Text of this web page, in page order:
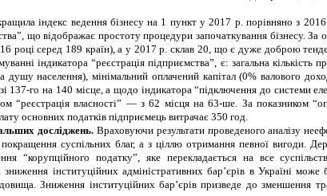
індекс ведення бізнесу на 1 пункт у 2017 р. порівняно з
що відображає простоту процедури започаткування бізнесу.
році серед 189 країн), а у 2017 р. склав 20, що є дуже доброю
індикатора “реєстрація підприємства”, є: загальна кількість
душу населення), мінімальний оплачений капітал (0% валового
137-го на 140 місце, а щодо індикатора “підключення до системи
“реєстрація власності” — з 62 місця на 63-ше. За показником
основних податків підприємець витрачає 350 год.
досліджень. Враховуючи результати проведеного аналізу
суспільних благ, а з ціллю отримання певної вигоди.
“корупційного податку”, яке перекладається на все
інституційних адміністративних бар’єрів в Україні
Зниження інституційних бар’єрів призведе до